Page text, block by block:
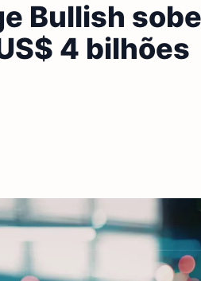
Bullish
4 bilhões